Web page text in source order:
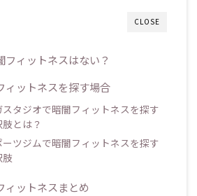
CLOSE
フィットネスはない？
ィットネスを探す場合
タジオで暗闇フィットネスを探す
とは？
ツジムで暗闇フィットネスを探す
ィットネスまとめ